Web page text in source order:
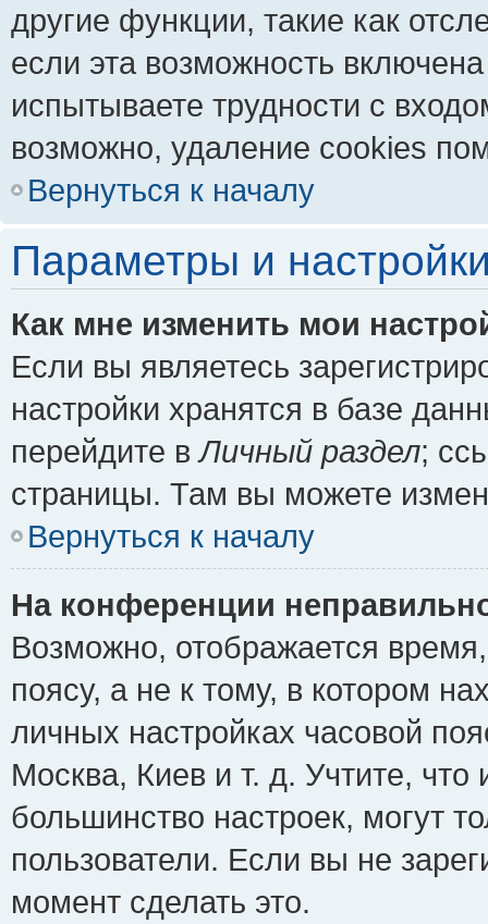
другие функции, такие как
если эта возможность
испытываете трудности с
возможно, удаление cookies
Вернуться к началу
Параметры и
Как мне изменить мои
Если вы являетесь
настройки хранятся в базе
перейдите вЛичный раздел;
страницы. Там вы можете
Вернуться к началу
На конференции
Возможно, отображается
поясу, а не к тому, в котором
личных настройках часовой
Москва, Киев и т. д. Учтите, что
большинство настроек, могут
пользователи. Если вы не
момент сделать это.